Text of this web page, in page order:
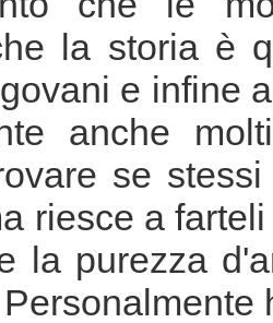
la storia è
e infine
anche
se
riesce a
la purezza